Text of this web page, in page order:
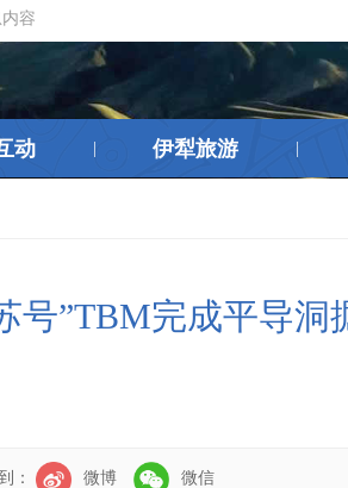
动 伊犁旅游
号”TBM完成平导洞
： 微博 微信